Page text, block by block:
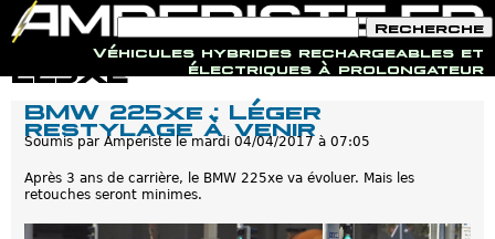
Jump to navigation
Véhicules hybrides rechargeables et
électriques à prolongateur
o
r
m
l
a
i
e
d
r
e
c
h
r
c
h
225xe
BMW 225xe : Léger
restylage à venir
Soumis par Amperistelemardi 04/04/2017 à 07:05
Après 3 ans de carrière, le BMW 225xe va évoluer. Mais les
retouches seront minimes.